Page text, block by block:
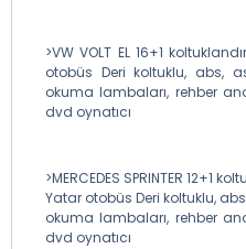
>VW VOLT EL 16+1
otobüs Deri koltuklu, abs,
okuma lambaları, rehber
dvd oynatıcı
>MERCEDES SPRINTER 12+1
Yatar otobüs Deri koltuklu,
okuma lambaları, rehber
dvd oynatıcı